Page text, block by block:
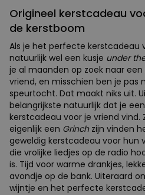
Origineel kerstcadeau
de kerstboom
Als je het perfecte kerstcadeau
natuurlijk wel een kusje under
je al maanden op zoek naar
vriend, en misschien ben je pas
speurtocht. Dat maakt niks uit.
belangrijkste natuurlijk dat je
kerstcadeau voor je vriend vind.
eigenlijk een Grinchzijn vinden
geweldig kerstcadeau voor hun
die vrolijke liedjes op de radio
is. Tijd voor warme drankjes,
avondje op de bank. Uiteraard
wijntje en het perfecte